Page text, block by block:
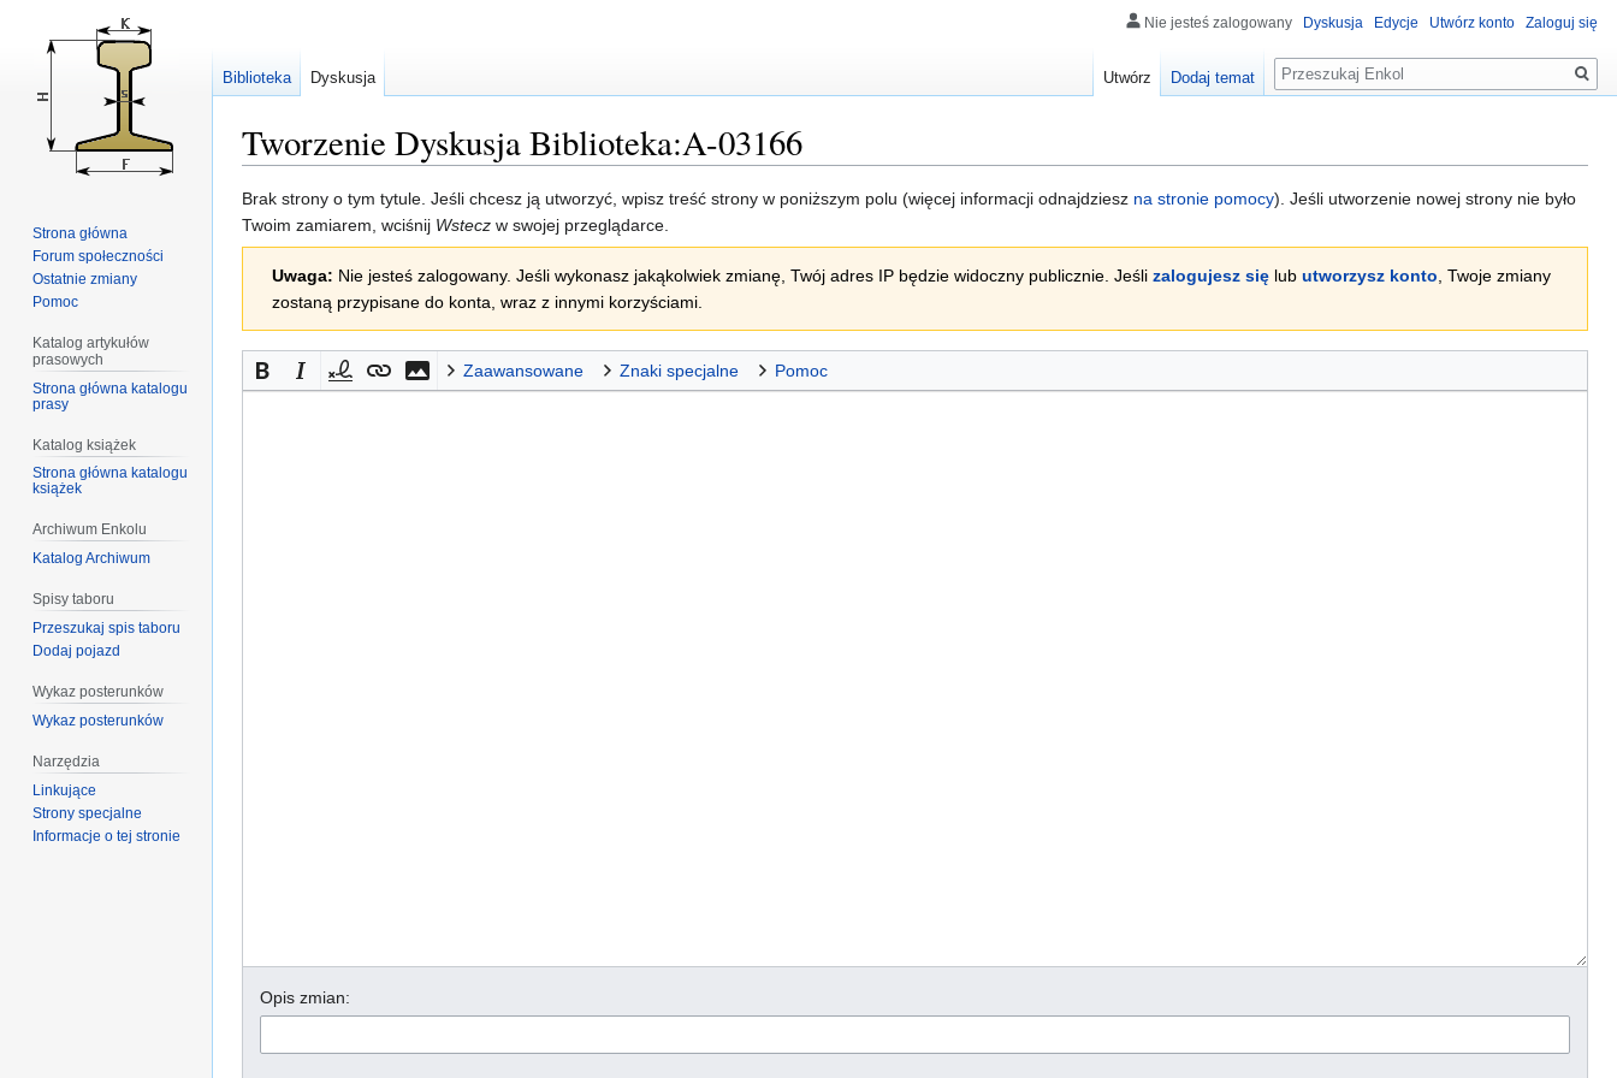
Tworzenie Dyskusja Biblioteka:A-03166
Przejdź
do
nawigacji
Przejdź
do
wyszukiwania
Brak strony o tym tytule. Jeśli chcesz ją utworzyć, wpisz treść strony w poniższym polu (więcej informacji odnajdziesz na stronie pomocy). Jeśli utworzenie nowej strony nie było
Twoim zamiarem, wciśnij Wstecz w swojej przeglądarce.
Uwaga: Nie jesteś zalogowany. Jeśli wykonasz jakąkolwiek zmianę, Twój adres IP będzie widoczny publicznie. Jeśli zalogujesz się lub utworzysz konto, Twoje zmiany
zostaną przypisane do konta, wraz z innymi korzyściami.
Zaawansowane Znaki specjalne Pomoc
Opis zmian:
Nie jesteś zalogowany Dyskusja Edycje Utwórz konto Zaloguj się
Biblioteka Dyskusja Utwórz Dodaj temat
Szukaj
Strona główna
Forum społeczności
Ostatnie zmiany
Pomoc
Katalog artykułów
prasowych
Strona główna katalogu
prasy
Katalog książek
Strona główna katalogu
książek
Archiwum Enkolu
Katalog Archiwum
Spisy taboru
Przeszukaj spis taboru
Dodaj pojazd
Wykaz posterunków
Wykaz posterunków
Narzędzia
Linkujące
Strony specjalne
Informacje o tej stronie